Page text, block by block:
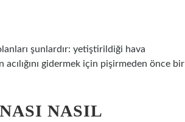
şunlardır: yetiştirildiği hava
gidermek için pişirmeden önce bir
NASIL